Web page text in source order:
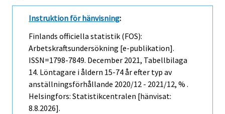
Instruktion för hänvisning:
Finlands officiella statistik (FOS):
Arbetskraftsundersökning [e-publikation].
ISSN=1798-7849. December 2021, Tabellbilaga
14. Löntagare i åldern 15-74 år efter typ av
anställningsförhållande 2020/12 - 2021/12, % .
Helsingfors: Statistikcentralen [hänvisat:
8.8.2026].